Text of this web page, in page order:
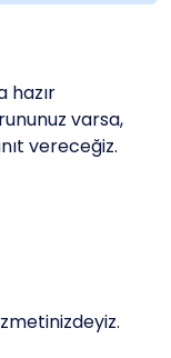
hazır
varsa,
vereceğiz.